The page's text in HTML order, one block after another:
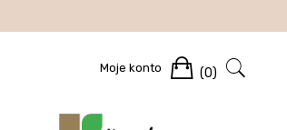
to
Moje konto Cart
(0)